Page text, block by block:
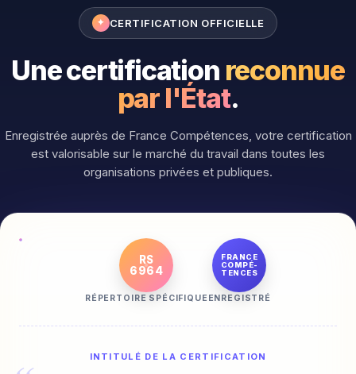
✦ CERTIFICATION OFFICIELLE
Une certification reconnue
par l'État.
Enregistrée auprès de France Compétences, votre certification
est valorisable sur le marché du travail dans toutes les
organisations privées et publiques.
RS
6964
RÉPERTOIRE SPÉCIFIQUE
FRANCE
COMPÉ-
TENCES
ENREGISTRÉ
INTITULÉ DE LA CERTIFICATION